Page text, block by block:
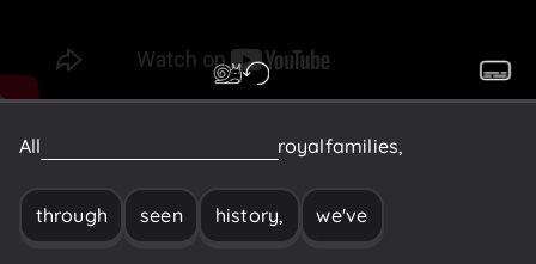
All royalfamilies,
through seen history, we've